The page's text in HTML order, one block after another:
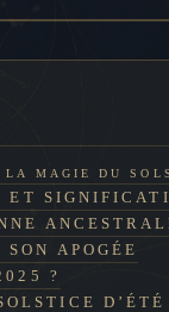
MAGIE DU
ET
APOGÉE
?
D’ÉTÉ